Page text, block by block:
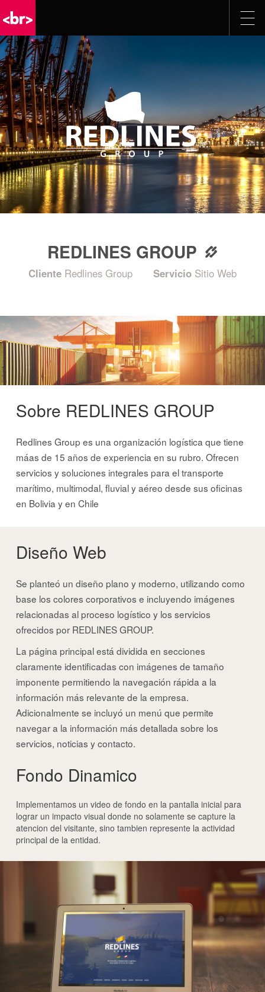
REDLINES GROUP
Cliente Redlines Group Servicio Sitio Web
Sobre REDLINES GROUP
Redlines Group es una organización logística que tiene
máas de 15 años de experiencia en su rubro. Ofrecen
servicios y soluciones integrales para el transporte
marítimo, multimodal, fluvial y aéreo desde sus oficinas
en Bolivia y en Chile
Diseño Web
Se planteó un diseño plano y moderno, utilizando como
base los colores corporativos e incluyendo imágenes
relacionadas al proceso logístico y los servicios
ofrecidos por REDLINES GROUP.
La página principal está dividida en secciones
claramente identificadas con imágenes de tamaño
imponente permitiendo la navegación rápida a la
información más relevante de la empresa.
Adicionalmente se incluyó un menú que permite
navegar a la información más detallada sobre los
servicios, noticias y contacto.
Fondo Dinamico
Implementamos un video de fondo en la pantalla inicial para
lograr un impacto visual donde no solamente se capture la
atencion del visitante, sino tambien represente la actividad
principal de la entidad.